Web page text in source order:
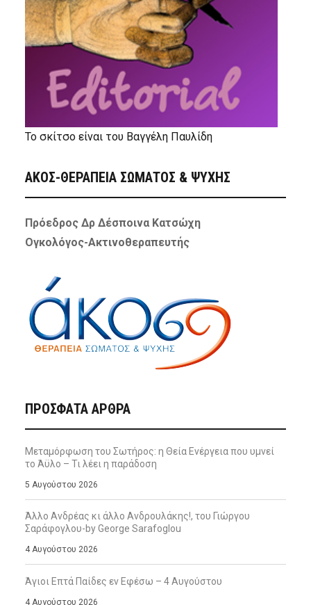
Το σκίτσο είναι του Βαγγέλη Παυλίδη
ΑΚΟΣ-ΘΕΡΑΠΕΙΑ ΣΩΜΑΤΟΣ & ΨΥΧΗΣ
Πρόεδρος Δρ Δέσποινα Κατσώχη
Ογκολόγος-Ακτινοθεραπευτής
ΠΡΌΣΦΑΤΑ ΆΡΘΡΑ
Μεταμόρφωση του Σωτήρος: η Θεία Ενέργεια που υμνεί
το Άϋλο – Τι λέει η παράδοση
5 Αυγούστου 2026
Άλλο Ανδρέας κι άλλο Ανδρουλάκης!, του Γιώργου
Σαράφογλου-by George Sarafoglou
4 Αυγούστου 2026
Άγιοι Επτά Παίδες εν Εφέσω – 4 Αυγούστου
4 Αυγούστου 2026